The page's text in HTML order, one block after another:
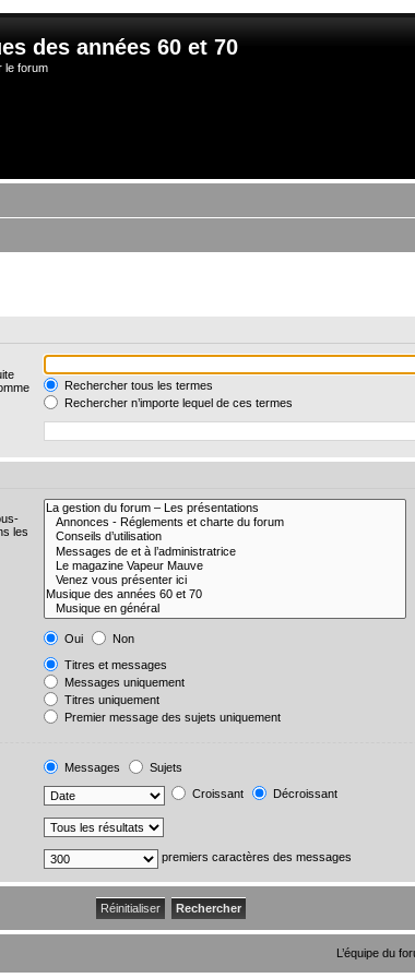
des années 60 et 70
le forum
Rechercher tous les termes
Rechercher n’importe lequel de ces termes
les
Oui
Non
Titres et messages
Messages uniquement
Titres uniquement
Premier message des sujets uniquement
Messages
Sujets
Croissant Décroissant
premiers caractères des messages
L’équipe du